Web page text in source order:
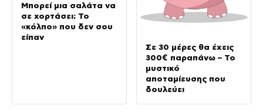
Μπορεί μια σαλάτα να
σε χορτάσει; Το
«κόλπο» που δεν σου
είπαν
Σε 30 μέρες θα έχεις
300€ παραπάνω – Το
μυστικό
αποταμίευσης που
δουλεύει